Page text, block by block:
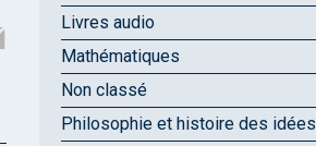
Livres audio
Mathématiques
Non classé
Philosophie et histoire des idées